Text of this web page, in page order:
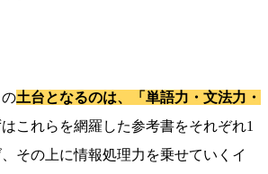
土台となるのは、「単語力・文法力・
これらを網羅した参考書をそれぞれ1
その上に情報処理力を乗せていくイ